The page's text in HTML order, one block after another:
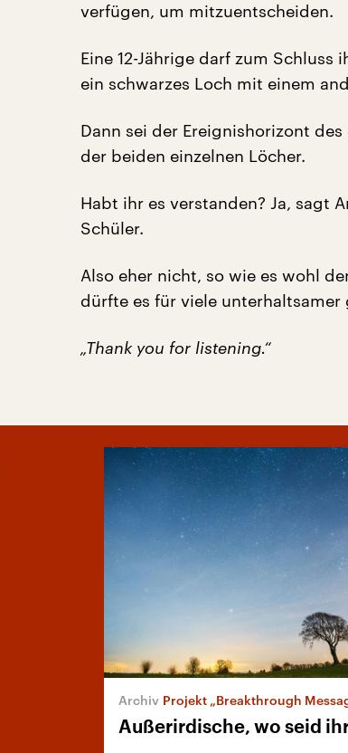
verfügen, um mitzuentscheiden.
Eine 12-Jährige darf zum Schluss
ein schwarzes Loch mit einem
Dann sei der Ereignishorizont
der beiden einzelnen Löcher.
Habt ihr es verstanden? Ja, sagt
Schüler.
Also eher nicht, so wie es wohl
dürfte es für viele unterhaltsamer
„Thank you for listening.“
Projekt „Breakthrough
Außerirdische, wo seid